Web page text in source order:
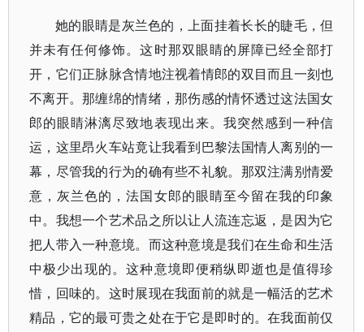
她的眼睛是灰兰色的，上面挂着长长的睫毛，但
并未有任何修饰。这时那双眼睛的屏障已经全部打
开，它们正脉脉含情地注视着情郎的双目而且一刻也
不离开。那缠绵的情绪，那伤感的情怀透过这法国女
郎的眼睛淋漓尽致地表现出来。我突然感到一种信
运，这里昂火车站竟让我看到巴黎法国情人离别的一
幕，尽管我的行为的确有些不礼貌。那双注满别情爱
意，灰兰色的，法国女郎的眼睛至今留在我的印象
中。我想一个艺术品之所以让人流连忘返，是因为它
把人带入一种意境。而这种意境是我们在生命和生活
中极少出现的。这种意境即便稍纵即逝也是值得珍
惜，回味的。这时展现在我面前的就是一幅活的艺术
精品，它的最可贵之处在于它是即时的。在我面前仅